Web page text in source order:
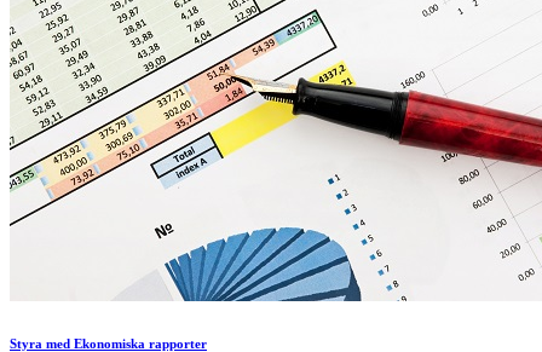
Styra med Ekonomiska rapporter